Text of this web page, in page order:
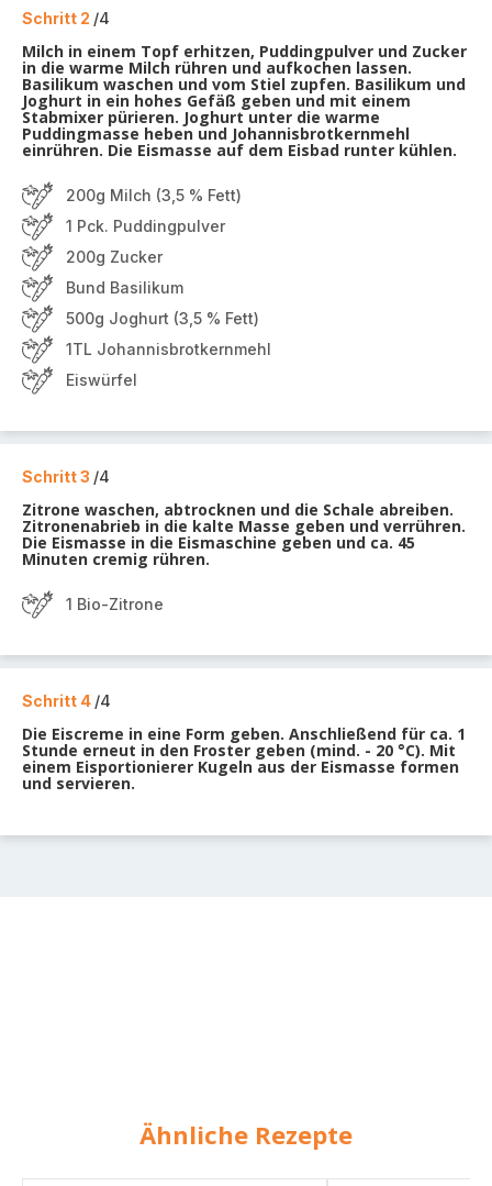
Schritt 2 /4
Milch in einem Topf erhitzen, Puddingpulver und Zucker
in die warme Milch rühren und aufkochen lassen.
Basilikum waschen und vom Stiel zupfen. Basilikum und
Joghurt in ein hohes Gefäß geben und mit einem
Stabmixer pürieren. Joghurt unter die warme
Puddingmasse heben und Johannisbrotkernmehl
einrühren. Die Eismasse auf dem Eisbad runter kühlen.
200g Milch (3,5 % Fett)
1 Pck. Puddingpulver
200g Zucker
Bund Basilikum
500g Joghurt (3,5 % Fett)
1TL Johannisbrotkernmehl
Eiswürfel
Schritt 3 /4
Zitrone waschen, abtrocknen und die Schale abreiben.
Zitronenabrieb in die kalte Masse geben und verrühren.
Die Eismasse in die Eismaschine geben und ca. 45
Minuten cremig rühren.
1 Bio-Zitrone
Schritt 4 /4
Die Eiscreme in eine Form geben. Anschließend für ca. 1
Stunde erneut in den Froster geben (mind. - 20 °C). Mit
einem Eisportionierer Kugeln aus der Eismasse formen
und servieren.
Ähnliche Rezepte